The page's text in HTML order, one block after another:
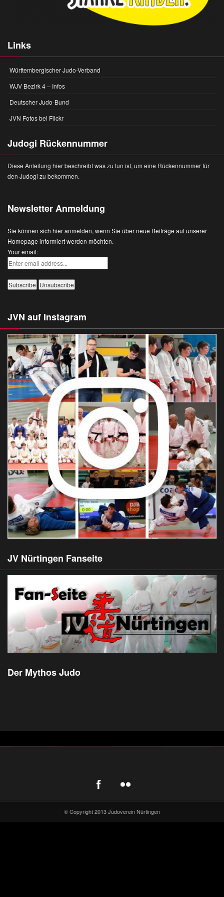
Links
Württembergischer Judo-Verband
WJV Bezirk 4 – Infos
Deutscher Judo-Bund
JVN Fotos bei Flickr
Judogi Rückennummer
Diese Anleitung hier beschreibt was zu tun ist, um eine Rückennummer für
den Judogi zu bekommen.
Newsletter Anmeldung
Sie können sich hier anmelden, wenn Sie über neue Beiträge auf unserer
Homepage informiert werden möchten.
Your email:
JVN auf Instagram
JV Nürtingen Fanseite
Der Mythos Judo
© Copyright 2013 Judoverein Nürtingen